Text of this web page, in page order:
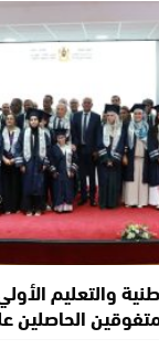
والتعليم